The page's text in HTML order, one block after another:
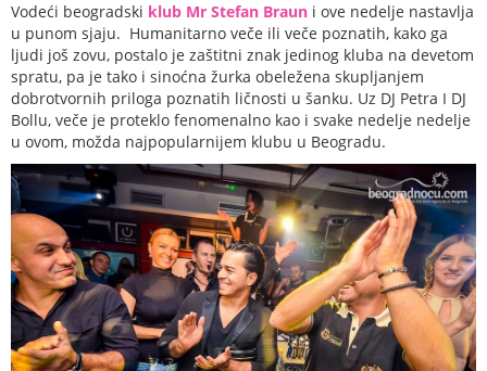
Vodeći beogradski klub Mr Stefan Braun i ove nedelje nastavlja
u punom sjaju. Humanitarno veče ili veče poznatih, kako ga
ljudi još zovu, postalo je zaštitni znak jedinog kluba na devetom
spratu, pa je tako i sinoćna žurka obeležena skupljanjem
dobrotvornih priloga poznatih ličnosti u šanku. Uz DJ Petra I DJ
Bollu, veče je proteklo fenomenalno kao i svake nedelje nedelje
u ovom, možda najpopularnijem klubu u Beogradu.